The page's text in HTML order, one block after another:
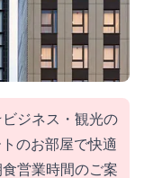
ジネス・観光の
のお部屋で快適
営業時間のご案